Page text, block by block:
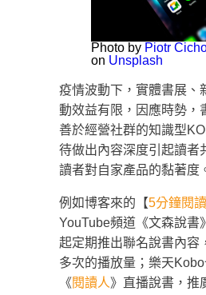
Photo by Piotr
on Unsplash
疫情波動下，實體書展、
動效益有限，因應時勢，
善於經營社群的知識型
待做出內容深度引起讀者
讀者對自家產品的黏著度
例如博客來的【5分鐘閱
YouTube頻道《文森說書
起定期推出聯名說書內容
多次的播放量；樂天
《閱讀人》直播說書，推